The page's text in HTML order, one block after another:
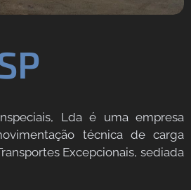
Lda é uma empresa
técnica de carga
Excepcionais, sediada